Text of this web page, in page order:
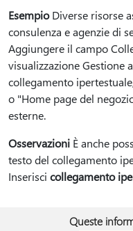
EsempioDiverse risorse
consulenza e agenzie di
Aggiungere il campo
visualizzazione Gestione
collegamento
o "Home page del
esterne.
Osservazioni È anche
testo del collegamento
Inserisci collegamento
Queste